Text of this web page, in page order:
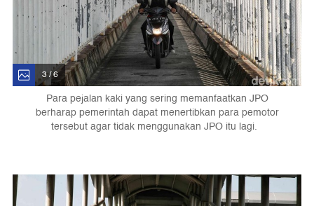
3 / 6
Para pejalan kaki yang sering memanfaatkan JPO
berharap pemerintah dapat menertibkan para pemotor
tersebut agar tidak menggunakan JPO itu lagi.